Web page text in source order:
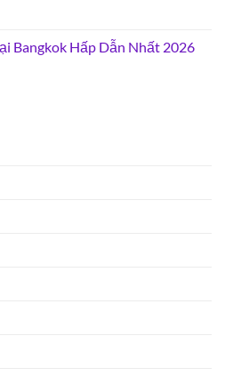
Bangkok Hấp Dẫn Nhất 2026